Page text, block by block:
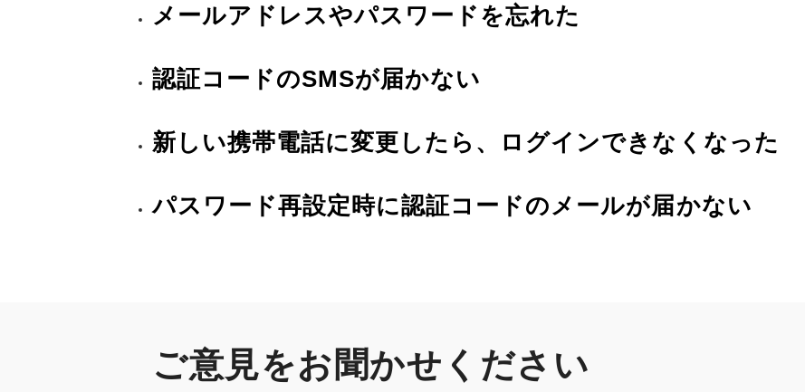
メールアドレスやパスワードを忘れた
認証コードのSMSが届かない
新しい携帯電話に変更したら、ログインできなくなった
パスワード再設定時に認証コードのメールが届かない
ご意見をお聞かせください